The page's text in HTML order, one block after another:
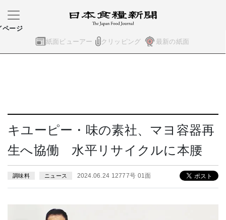
紙面ビューアー クリッピング 最新の紙面
ページ
キユーピー・味の素社、マヨ容器再
生へ協働 水平リサイクルに本腰
調味料 ニュース 2024.06.24 12777号 01面